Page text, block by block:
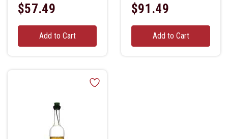
$57.49
Add to Cart
$91.49
Add to Cart